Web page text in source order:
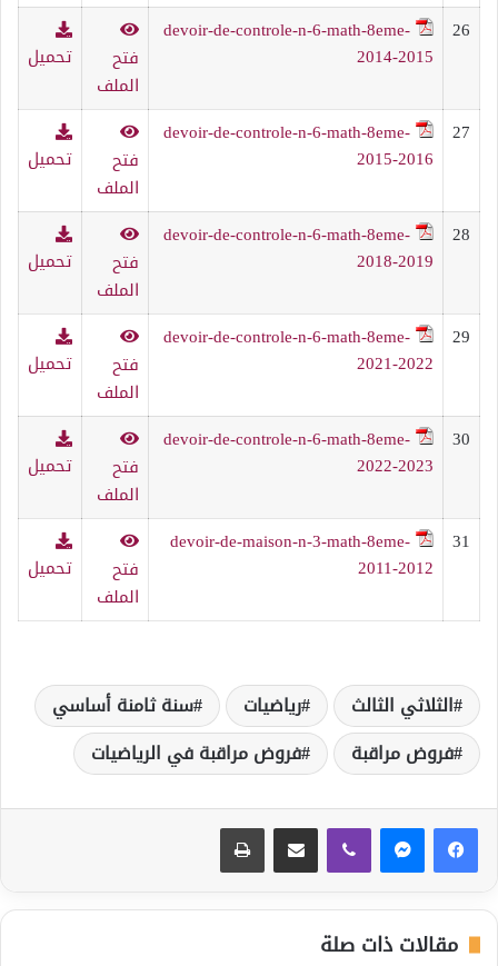
26
devoir-de-controle-n-6-math-8eme-
2014-2015
فتح
الملف
تحميل
27
devoir-de-controle-n-6-math-8eme-
2015-2016
فتح
الملف
تحميل
28
devoir-de-controle-n-6-math-8eme-
2018-2019
فتح
الملف
تحميل
29
devoir-de-controle-n-6-math-8eme-
2021-2022
فتح
الملف
تحميل
30
devoir-de-controle-n-6-math-8eme-
2022-2023
فتح
الملف
تحميل
31
devoir-de-maison-n-3-math-8eme-
2011-2012
فتح
الملف
تحميل
الثلاثي الثالث رياضيات
سنة ثامنة أساسي
فروض مراقبة
فروض مراقبة في الرياضيات
مقالات ذات صلة